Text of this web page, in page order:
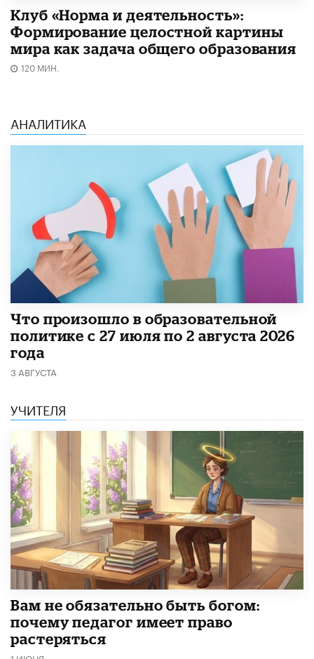
Клуб «Норма и деятельность»:
Формирование целостной картины
мира как задача общего образования
120 МИН.
АНАЛИТИКА
​Что произошло в образовательной
политике с 27 июля по 2 августа 2026
года
3 АВГУСТА
УЧИТЕЛЯ
​Вам не обязательно быть богом:
почему педагог имеет право
растеряться